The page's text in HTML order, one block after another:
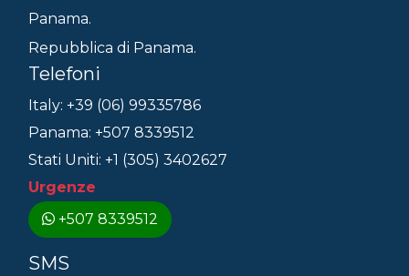
Panama.
Repubblica di Panama.
Telefoni
Italy: +39 (06) 99335786
Panama: +507 8339512
Stati Uniti: +1 (305) 3402627
Urgenze
+507 8339512
SMS